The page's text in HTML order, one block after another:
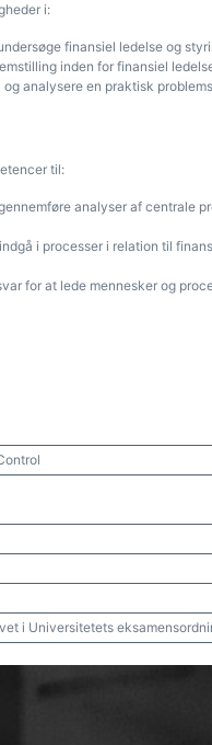
i:
finansiel ledelse og
inden for finansiel
analysere en praktisk
til:
analyser af centrale
i processer i relation til
for at lede mennesker og
i Universitetets